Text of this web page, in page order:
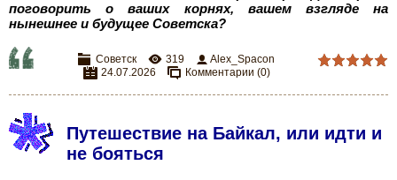
поговорить о ваших корнях, вашем взгляде на
нынешнее и будущее Советска?
Советск 319
Alex_Spacon
24.07.2026
Комментарии (0)
Путешествие на Байкал, или идти и
не бояться